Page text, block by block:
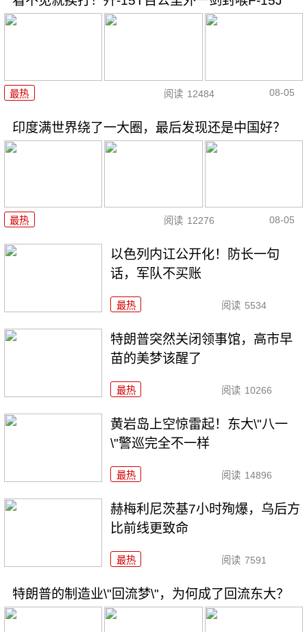
最热 阅读 12484 08-05
印度满世界绕了一大圈，最后发现还是中国好？
最热 阅读 12276 08-05
以色列内讧公开化！防长一句
话，军队不买账
最热 阅读 5534
特朗普突然关闭领事馆，高市早
苗的美梦该醒了
最热 阅读 10266
黄岩岛上空惊雷起！东大\"八一
\"警巡完全不一样
最热 阅读 14896
赫梅利尼茨基7小时殉爆，乌后方
比前线更致命
最热 阅读 7591
特朗普的制造业\"回流梦\"，为何成了回流东大？